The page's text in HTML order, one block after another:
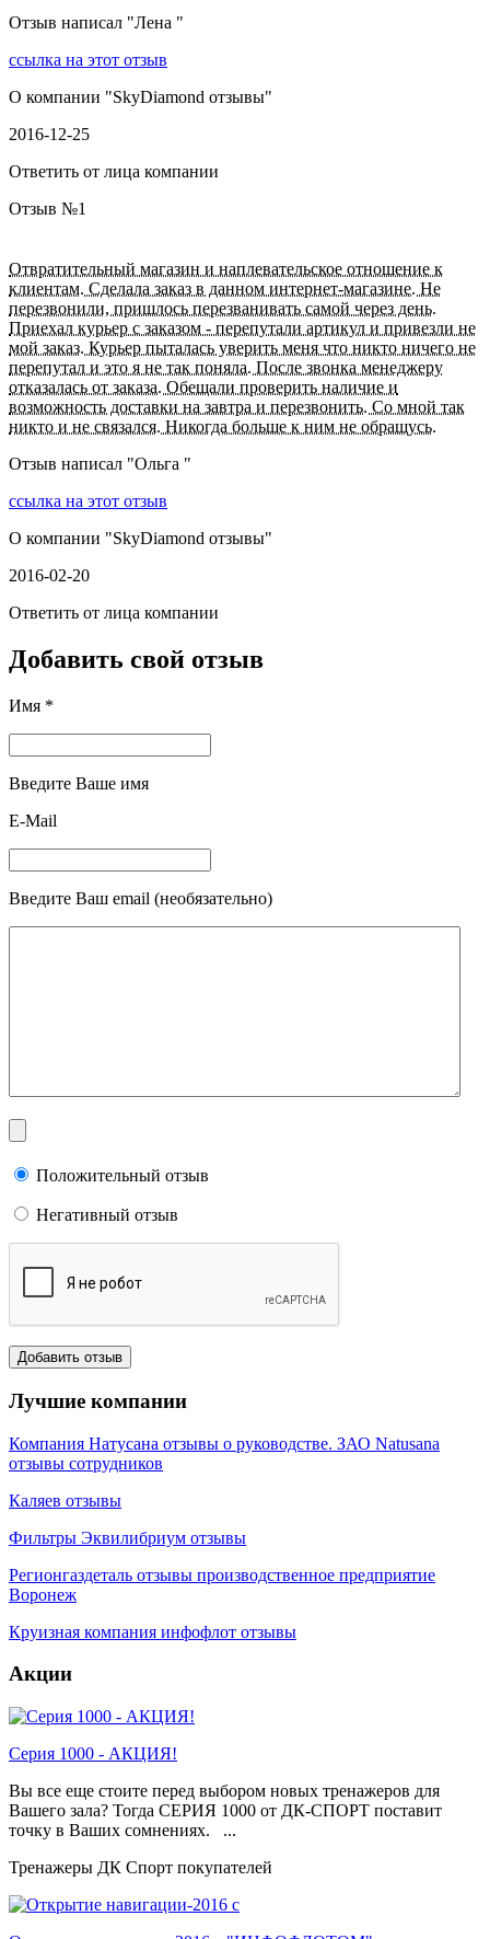
Отзыв написал "Лена "
ссылка на этот отзыв
О компании "SkyDiamond отзывы"
2016-12-25
Ответить от лица компании
Отзыв №1
Отвратительный магазин и наплевательское отношение к
клиентам. Сделала заказ в данном интернет-магазине. Не
перезвонили, пришлось перезванивать самой через день.
Приехал курьер с заказом - перепутали артикул и привезли не
мой заказ. Курьер пыталась уверить меня что никто ничего не
перепутал и это я не так поняла. После звонка менеджеру
отказалась от заказа. Обещали проверить наличие и
возможность доставки на завтра и перезвонить. Со мной так
никто и не связался. Никогда больше к ним не обращусь.
Отзыв написал "Ольга "
ссылка на этот отзыв
О компании "SkyDiamond отзывы"
2016-02-20
Ответить от лица компании
Добавить свой отзыв
Имя *
Введите Ваше имя
E-Mail
Введите Ваш email (необязательно)
Положительный отзыв
Негативный отзыв
Лучшие компании
Компания Натусана отзывы о руководстве. ЗАО Natusana
отзывы сотрудников
Каляев отзывы
Фильтры Эквилибриум отзывы
Регионгаздеталь отзывы производственное предприятие
Воронеж
Круизная компания инфофлот отзывы
Акции
Серия 1000 - АКЦИЯ!
Вы все еще стоите перед выбором новых тренажеров для
Вашего зала? Тогда СЕРИЯ 1000 от ДК-СПОРТ поставит
точку в Ваших сомнениях. ...
Тренажеры ДК Спорт покупателей